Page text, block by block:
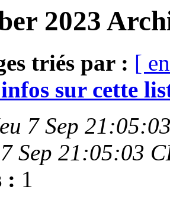
2023
triés par : [
sur cette
7 Sep
Sep 21:05:03
: 1